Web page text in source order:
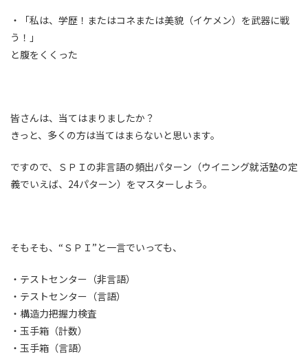
・「私は、学歴！またはコネまたは美貌（イケメン）を武器に戦
う！」
と腹をくくった
皆さんは、当てはまりましたか？
きっと、多くの方は当てはまらないと思います。
ですので、ＳＰＩの非言語の頻出パターン（ウイニング就活塾の定
義でいえば、24パターン）をマスターしよう。
そもそも、“ＳＰＩ”と一言でいっても、
・テストセンター（非言語）
・テストセンター（言語）
・構造力把握力検査
・玉手箱（計数）
・玉手箱（言語）